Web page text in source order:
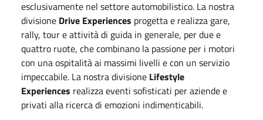
esclusivamente nel settore automobilistico. La nostra
divisione Drive Experiences progetta e realizza gare,
rally, tour e attività di guida in generale, per due e
quattro ruote, che combinano la passione per i motori
con una ospitalità ai massimi livelli e con un servizio
impeccabile. La nostra divisione Lifestyle
Experiences realizza eventi sofisticati per aziende e
privati alla ricerca di emozioni indimenticabili.